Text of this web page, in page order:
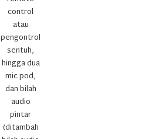
control
atau
pengontrol
sentuh,
hingga dua
mic pod,
dan bilah
audio
pintar
(ditambah